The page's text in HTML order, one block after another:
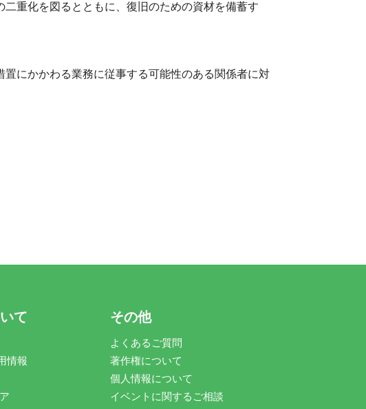
重化を図るとともに、復旧のための資材を備蓄す
にかかわる業務に従事する可能性のある関係者に対
て
情報
その他
よくあるご質問
著作権について
個人情報について
イベントに関するご相談